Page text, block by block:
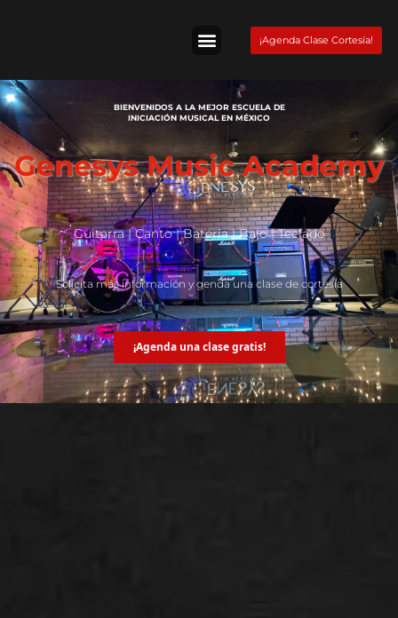
¡Agenda Clase Cortesía!
BIENVENIDOS A LA MEJOR ESCUELA DE
INICIACIÓN MUSICAL EN MÉXICO
Genesys Music Academy
Guitarra | Canto | Batería | Bajo | Teclado
Solicita más información y genda una clase de cortesía
¡Agenda una clase gratis!